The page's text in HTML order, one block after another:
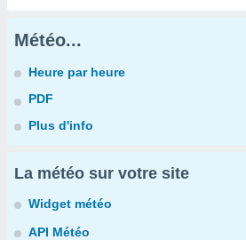
Météo...
Heure par heure
PDF
Plus d'info
La météo sur votre site
Widget météo
API Météo